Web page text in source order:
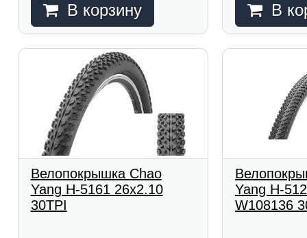
В корзину В
Велопокрышка Chao
Yang H-5161 26x2.10
30TPI
Yang H-
W108136